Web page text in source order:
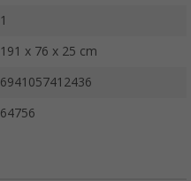
1
191 x 76 x 25 cm
6941057412436
64756